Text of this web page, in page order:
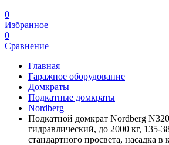
0
Избранное
0
Сравнение
Главная
Гаражное оборудование
Домкраты
Подкатные домкраты
Nordberg
Подкатной домкрат Nordberg
гидравлический, до 2000 кг, 135-
стандартного просвета, насадка в